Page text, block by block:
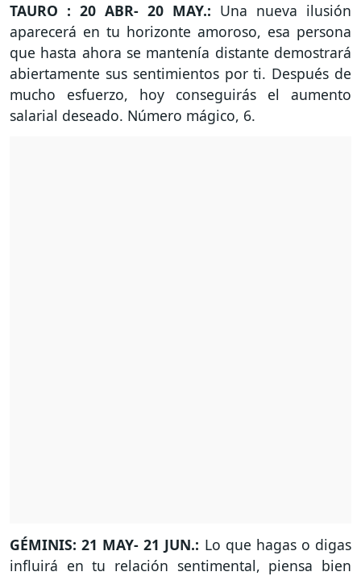
TAURO : 20 ABR- 20 MAY.: Una nueva ilusión
aparecerá en tu horizonte amoroso, esa persona
que hasta ahora se mantenía distante demostrará
abiertamente sus sentimientos por ti. Después de
mucho esfuerzo, hoy conseguirás el aumento
salarial deseado. Número mágico, 6.
GÉMINIS: 21 MAY- 21 JUN.: Lo que hagas o digas
influirá en tu relación sentimental, piensa bien